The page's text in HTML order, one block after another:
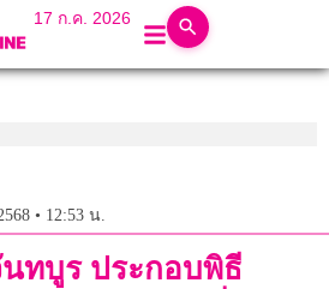
17 ก.ค. 2026
• 12:53 น.
ทบูร ประกอบพิธี